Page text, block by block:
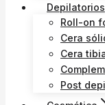
Depilatorios
Roll-on
Cera
Cera
Post